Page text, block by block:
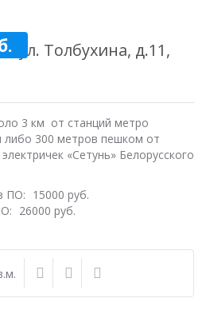
ул. Толбухина, д.11,
3 км от станций метро
300 метров пешком от
«Сетунь» Белорусского
ПО: 15000 руб.
26000 руб.